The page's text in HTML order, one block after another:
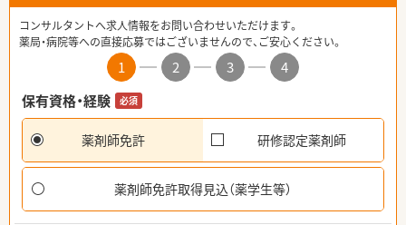
コンサルタントへ求人情報をお問い合わせいただけます。
薬局・病院等への直接応募ではございませんので、ご安心ください。
1 2 3
4
保有資格・経験
必須
薬剤師免許 研修認定薬剤師
薬剤師免許取得見込（薬学生等）